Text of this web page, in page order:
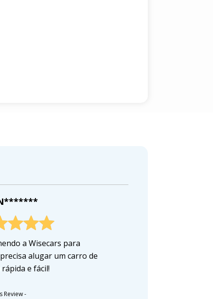
a Wisecars para
alugar um carro de
e fácil!
Review-